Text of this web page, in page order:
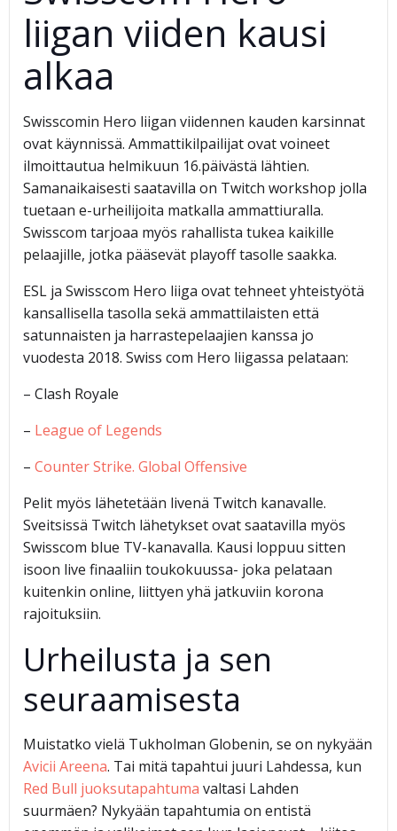
liigan viiden kausi
alkaa
Swisscomin Hero liigan viidennen kauden karsinnat
ovat käynnissä. Ammattikilpailijat ovat voineet
ilmoittautua helmikuun 16.päivästä lähtien.
Samanaikaisesti saatavilla on Twitch workshop jolla
tuetaan e-urheilijoita matkalla ammattiuralla.
Swisscom tarjoaa myös rahallista tukea kaikille
pelaajille, jotka pääsevät playoff tasolle saakka.
ESL ja Swisscom Hero liiga ovat tehneet yhteistyötä
kansallisella tasolla sekä ammattilaisten että
satunnaisten ja harrastepelaajien kanssa jo
vuodesta 2018. Swiss com Hero liigassa pelataan:
– Clash Royale
– League of Legends
– Counter Strike. Global Offensive
Pelit myös lähetetään livenä Twitch kanavalle.
Sveitsissä Twitch lähetykset ovat saatavilla myös
Swisscom blue TV-kanavalla. Kausi loppuu sitten
isoon live finaaliin toukokuussa- joka pelataan
kuitenkin online, liittyen yhä jatkuviin korona
rajoituksiin.
Urheilusta ja sen
seuraamisesta
Muistatko vielä Tukholman Globenin, se on nykyään
Avicii Areena. Tai mitä tapahtui juuri Lahdessa, kun
Red Bull juoksutapahtuma valtasi Lahden
suurmäen? Nykyään tapahtumia on entistä